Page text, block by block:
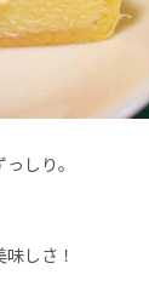
しり。
しさ！